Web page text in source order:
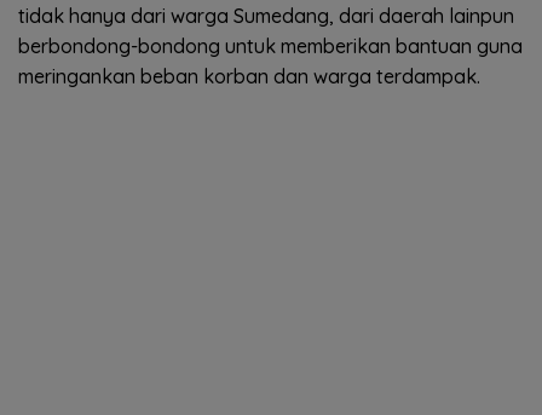
tidak hanya dari warga Sumedang, dari daerah lainpun
berbondong-bondong untuk memberikan bantuan guna
meringankan beban korban dan warga terdampak.